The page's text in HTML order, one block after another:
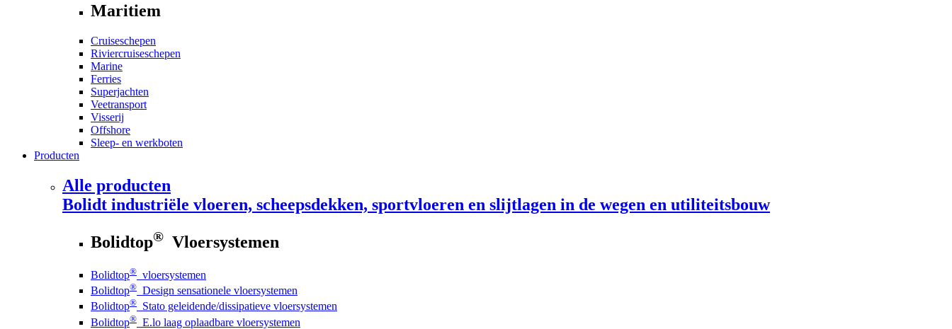
Maritiem
Cruiseschepen
Riviercruiseschepen
Marine
Ferries
Superjachten
Veetransport
Visserij
Offshore
Sleep- en werkboten
Producten
Alle producten
Bolidt industriële vloeren, scheepsdekken, sportvloeren en slijtlagen in de wegen en utiliteitsbouw
Bolidtop® Vloersystemen
Bolidtop® vloersystemen
Bolidtop® Design sensationele vloersystemen
Bolidtop® Stato geleidende/dissipatieve vloersystemen
Bolidtop® E.lo laag oplaadbare vloersystemen